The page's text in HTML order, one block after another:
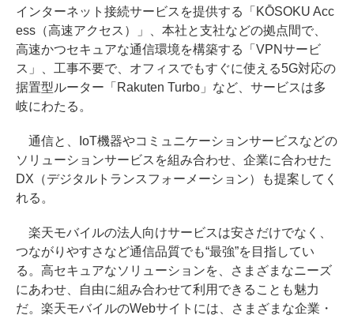
インターネット接続サービスを提供する「KŌSOKU Acc
ess（高速アクセス）」、本社と支社などの拠点間で、
高速かつセキュアな通信環境を構築する「VPNサービ
ス」、工事不要で、オフィスでもすぐに使える5G対応の
据置型ルーター「Rakuten Turbo」など、サービスは多
岐にわたる。
通信と、IoT機器やコミュニケーションサービスなどの
ソリューションサービスを組み合わせ、企業に合わせた
DX（デジタルトランスフォーメーション）も提案してく
れる。
楽天モバイルの法人向けサービスは安さだけでなく、
つながりやすさなど通信品質でも“最強”を目指してい
る。高セキュアなソリューションを、さまざまなニーズ
にあわせ、自由に組み合わせて利用できることも魅力
だ。楽天モバイルのWebサイトには、さまざまな企業・